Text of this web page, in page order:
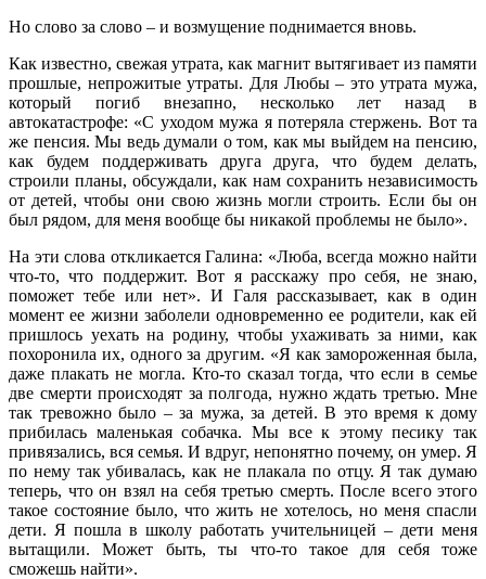
Но слово за слово – и возмущение поднимается вновь.
Как известно, свежая утрата, как магнит вытягивает из памяти
прошлые, непрожитые утраты. Для Любы – это утрата мужа,
который погиб внезапно, несколько лет назад в
автокатастрофе: «С уходом мужа я потеряла стержень. Вот та
же пенсия. Мы ведь думали о том, как мы выйдем на пенсию,
как будем поддерживать друга друга, что будем делать,
строили планы, обсуждали, как нам сохранить независимость
от детей, чтобы они свою жизнь могли строить. Если бы он
был рядом, для меня вообще бы никакой проблемы не было».
На эти слова откликается Галина: «Люба, всегда можно найти
что-то, что поддержит. Вот я расскажу про себя, не знаю,
поможет тебе или нет». И Галя рассказывает, как в один
момент ее жизни заболели одновременно ее родители, как ей
пришлось уехать на родину, чтобы ухаживать за ними, как
похоронила их, одного за другим. «Я как замороженная была,
даже плакать не могла. Кто-то сказал тогда, что если в семье
две смерти происходят за полгода, нужно ждать третью. Мне
так тревожно было – за мужа, за детей. В это время к дому
прибилась маленькая собачка. Мы все к этому песику так
привязались, вся семья. И вдруг, непонятно почему, он умер. Я
по нему так убивалась, как не плакала по отцу. Я так думаю
теперь, что он взял на себя третью смерть. После всего этого
такое состояние было, что жить не хотелось, но меня спасли
дети. Я пошла в школу работать учительницей – дети меня
вытащили. Может быть, ты что-то такое для себя тоже
сможешь найти».